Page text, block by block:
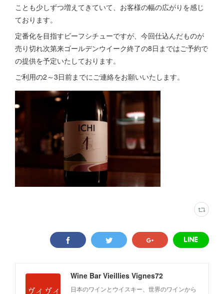
ことも少しずつ増えてきていて、お客様の幅の広がりを感じ
ております。
定番化を目指すビーフシチューですが、今回仕込んだものが
売り切れ次第来ゴールデンウイーク終了の8日まではご予約で
の提供を予定いたしております。
ご利用の2～3日前までにご連絡をお願いいたします。
Wine Bar Vieillies Vignes72
日本のワインとウイスキー、世界のワインから